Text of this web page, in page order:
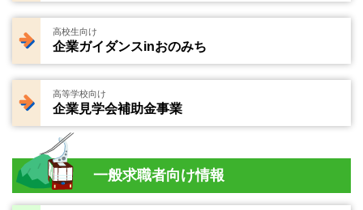
高校生向け
企業ガイダンスinおのみち
高等学校向け
企業見学会補助金事業
一般求職者向け情報